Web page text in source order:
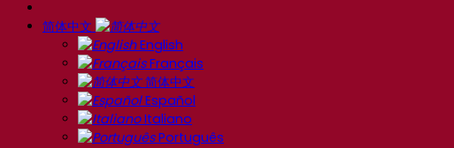
简体中文
English
Français
简体中文
Español
Italiano
Português